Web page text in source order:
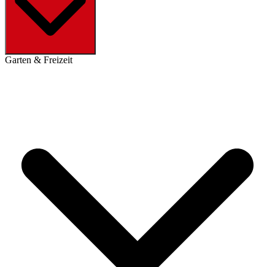
Garten & Freizeit